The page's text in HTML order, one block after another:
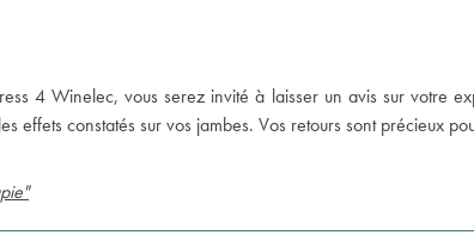
4 Winelec, vous serez invité à laisser un avis sur votre
effets constatés sur vos jambes. Vos retours sont précieux